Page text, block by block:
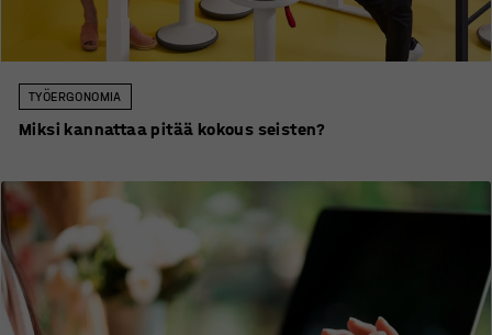
TYÖERGONOMIA
Miksi kannattaa pitää kokous seisten?